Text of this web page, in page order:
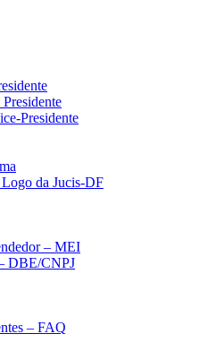
Presidente
da Jucis-DF
– MEI
DBE/CNPJ
– FAQ